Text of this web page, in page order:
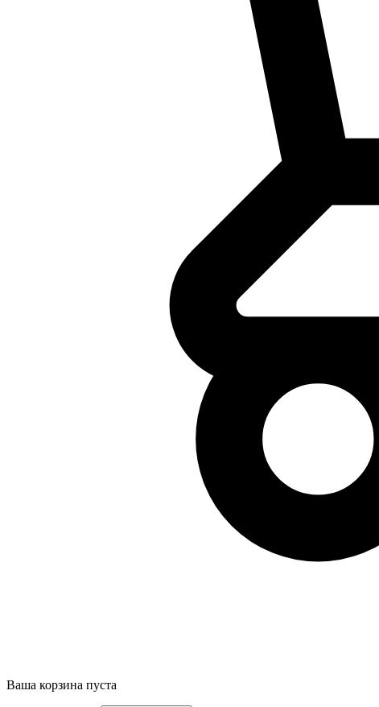
Ваша корзина пуста